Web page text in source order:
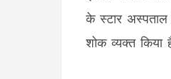
के स्टार
शोक व्यक्त किया